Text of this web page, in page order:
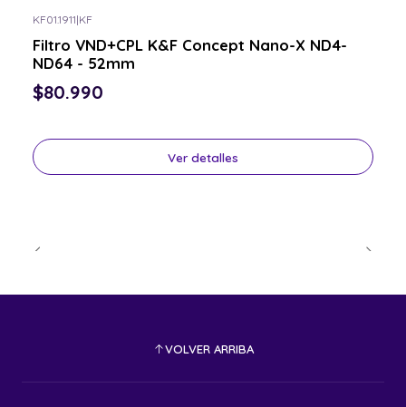
KF01.1911|KF
Filtro VND+CPL K&F Concept Nano-X ND4-
ND64 - 52mm
$80.990
Ver detalles
VOLVER ARRIBA